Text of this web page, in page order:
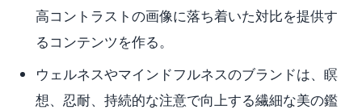
高コントラストの画像に落ち着いた対比を提供す
るコンテンツを作る。
ウェルネスやマインドフルネスのブランドは、瞑
想、忍耐、持続的な注意で向上する繊細な美の鑑